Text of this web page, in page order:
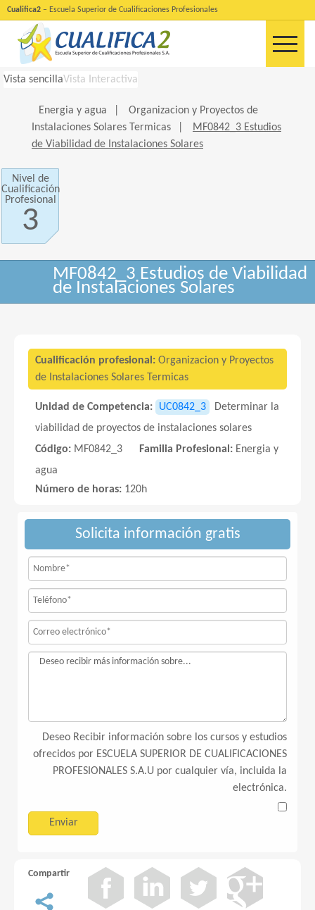
Cualifica2 – Escuela Superior de Cualificaciones Profesionales
Vista sencillaVista Interactiva
Energia y agua
Organizacion y Proyectos de
Instalaciones Solares Termicas
MF0842_3 Estudios
de Viabilidad de Instalaciones Solares
Nivel de
Cualificación
Profesional
3
MF0842_3 Estudios de Viabilidad
de Instalaciones Solares
Cualificación profesional: Organizacion y Proyectos
de Instalaciones Solares Termicas
Unidad de Competencia: UC0842_3
Determinar la
viabilidad de proyectos de instalaciones solares
Código: MF0842_3 Familia Profesional: Energia y
agua
Número de horas: 120h
Solicita información gratis
Deseo Recibir información sobre los cursos y estudios
ofrecidos por ESCUELA SUPERIOR DE CUALIFICACIONES
PROFESIONALES S.A.U por cualquier vía, incluida la
electrónica.
Compartir